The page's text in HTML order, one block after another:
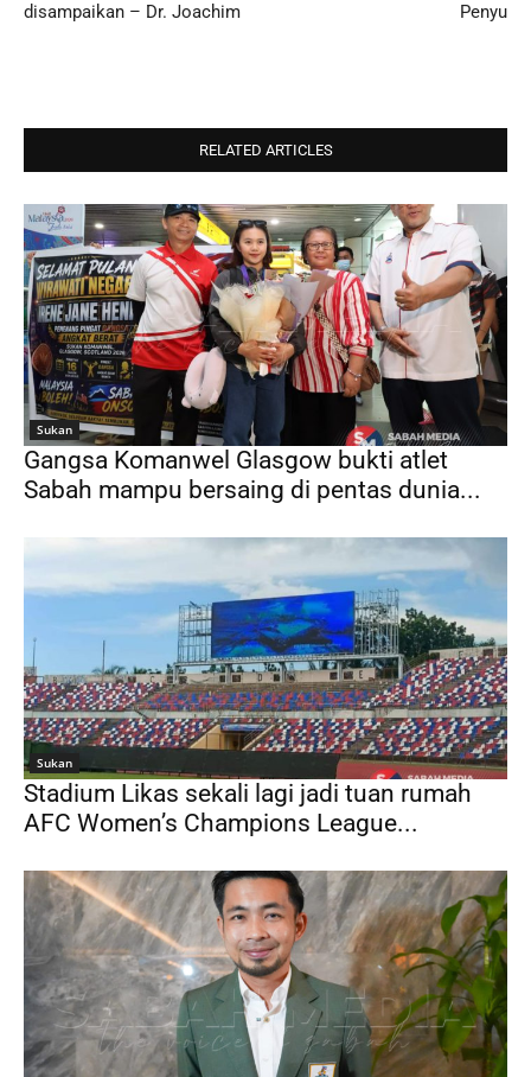
disampaikan – Dr. Joachim
Penyu
RELATED ARTICLES
Sukan
Gangsa Komanwel Glasgow bukti atlet
Sabah mampu bersaing di pentas dunia...
Sukan
Stadium Likas sekali lagi jadi tuan rumah
AFC Women’s Champions League...